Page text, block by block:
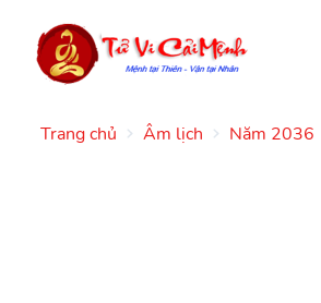
Trang chủ Âm lịch Năm 2036